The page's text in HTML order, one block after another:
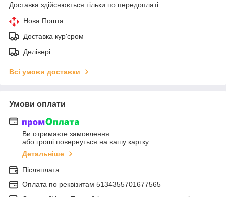
Доставка здійснюється тільки по передоплаті.
Нова Пошта
Доставка кур'єром
Делівері
Всі умови доставки
Умови оплати
Ви отримаєте замовлення
або гроші повернуться на вашу картку
Детальніше
Післяплата
Оплата по реквiзитам 5134355701677565